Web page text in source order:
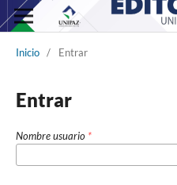
Inicio / Entrar
Entrar
Nombre usuario *